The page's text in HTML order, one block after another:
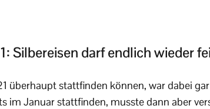
Silbereisen darf endlich wieder
überhaupt stattfinden können, war dabei
im Januar stattfinden, musste dann aber